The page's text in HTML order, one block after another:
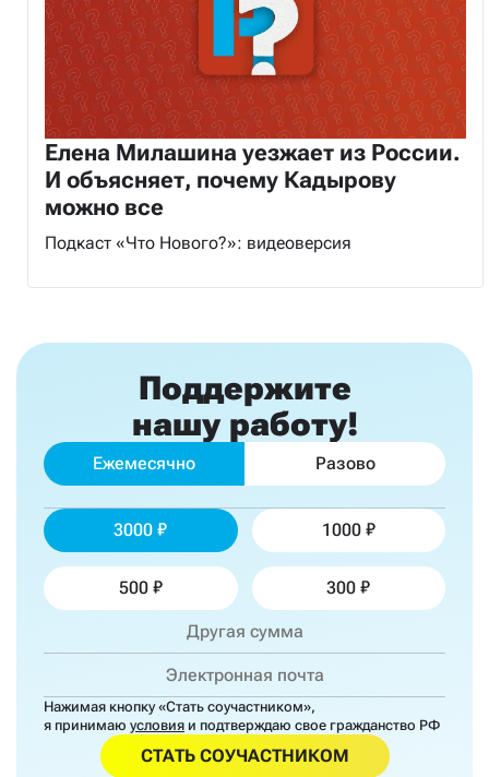
Елена Милашина уезжает из России.
И объясняет, почему Кадырову
можно все
Подкаст «Что Нового?»: видеоверсия
Поддержите
нашу работу!
Ежемесячно Разово
3000 1000
500 300
Нажимая кнопку «Стать соучастником»,
я принимаю условия и подтверждаю свое гражданство РФ
СТАТЬ СОУЧАСТНИКОМ